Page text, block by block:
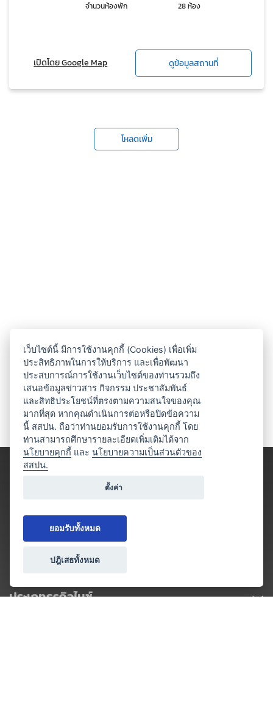
จำนวนห้องพัก
28 ห้อง
เปิดโดย Google Map ดูข้อมูลสถานที่
โหลดเพิ่ม
ประเภทธุรกิจไมซ์
เว็บไซต์นี้ มีการใช้งานคุกกี้ (Cookies) เพื่อเพิ่ม
ประสิทธิภาพในการให้บริการ และเพื่อพัฒนา
ประสบการณ์การใช้งานเว็บไซต์ของท่านรวมถึง
เสนอข้อมูลข่าวสาร กิจกรรม ประชาสัมพันธ์
และสิทธิประโยชน์ที่ตรงตามความสนใจของคุณ
มากที่สุด หากคุณดำเนินการต่อหรือปิดข้อความ
นี้ สสปน. ถือว่าท่านยอมรับการใช้งานคุกกี้ โดย
ท่านสามารถศึกษารายละเอียดเพิ่มเติมได้จาก
นโยบายคุกกี้ และนโยบายความเป็นส่วนตัวของ
สสปน.
ตั้งค่า
ยอมรับทั้งหมด
ปฎิเสธทั้งหมด